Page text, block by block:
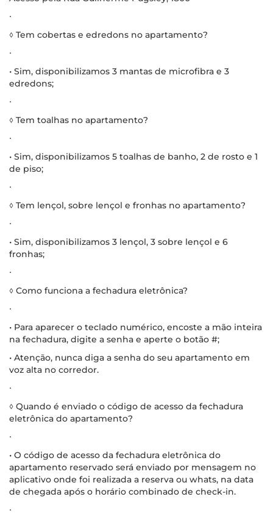
∙
◊ Tem cobertas e edredons no apartamento?
∙
• Sim, disponibilizamos 3 mantas de microfibra e 3
edredons;
∙
◊ Tem toalhas no apartamento?
∙
• Sim, disponibilizamos 5 toalhas de banho, 2 de rosto e 1
de piso;
∙
◊ Tem lençol, sobre lençol e fronhas no apartamento?
∙
• Sim, disponibilizamos 3 lençol, 3 sobre lençol e 6
fronhas;
∙
◊ Como funciona a fechadura eletrônica?
∙
• Para aparecer o teclado numérico, encoste a mão inteira
na fechadura, digite a senha e aperte o botão #;
• Atenção, nunca diga a senha do seu apartamento em
voz alta no corredor.
∙
◊ Quando é enviado o código de acesso da fechadura
eletrônica do apartamento?
∙
• O código de acesso da fechadura eletrônica do
apartamento reservado será enviado por mensagem no
aplicativo onde foi realizada a reserva ou whats, na data
de chegada após o horário combinado de check-in.
∙